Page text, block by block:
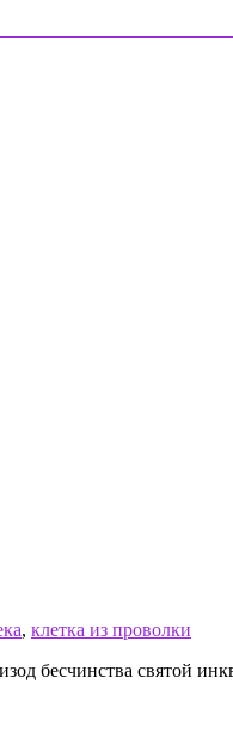
, клетка из проволки
бесчинства святой